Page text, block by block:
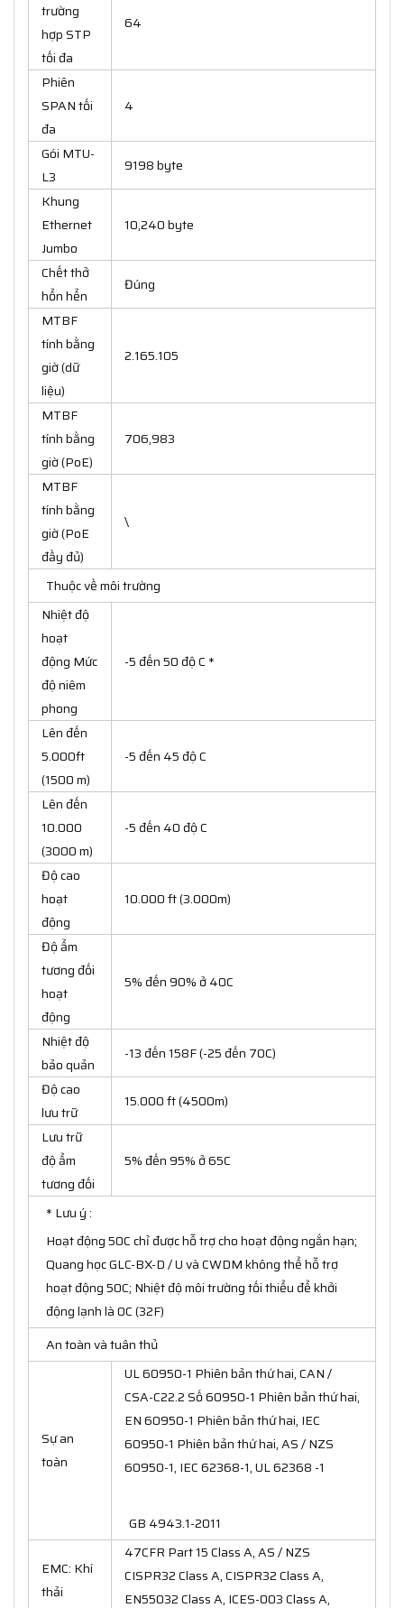
trường
hợp STP
tối đa
64
Phiên
SPAN tối
đa
4
Gói MTU-
L3
9198 byte
Khung
Ethernet
Jumbo
10,240 byte
Chết thở
hổn hển
Đúng
MTBF
tính bằng
giờ (dữ
liệu)
2.165.105
MTBF
tính bằng
giờ (PoE)
706,983
MTBF
tính bằng
giờ (PoE
đầy đủ)
\
Thuộc về môi trường
Nhiệt độ
hoạt
động Mức
độ niêm
phong
-5 đến 50 độ C *
Lên đến
5.000ft
(1500 m)
-5 đến 45 độ C
Lên đến
10.000
(3000 m)
-5 đến 40 độ C
Độ cao
hoạt
động
10.000 ft (3.000m)
Độ ẩm
tương đối
hoạt
động
5% đến 90% ở 40C
Nhiệt độ
bảo quản
-13 đến 158F (-25 đến 70C)
Độ cao
lưu trữ
15.000 ft (4500m)
Lưu trữ
độ ẩm
tương đối
5% đến 95% ở 65C
* Lưu ý :
Hoạt động 50C chỉ được hỗ trợ cho hoạt động ngắn hạn;
Quang học GLC-BX-D / U và CWDM không thể hỗ trợ
hoạt động 50C; Nhiệt độ môi trường tối thiểu để khởi
động lạnh là 0C (32F)
An toàn và tuân thủ
Sự an
toàn
UL 60950-1 Phiên bản thứ hai, CAN /
CSA-C22.2 Số 60950-1 Phiên bản thứ hai,
EN 60950-1 Phiên bản thứ hai, IEC
60950-1 Phiên bản thứ hai, AS / NZS
60950-1, IEC 62368-1, UL 62368 -1
GB 4943.1-2011
EMC: Khí
thải
47CFR Part 15 Class A, AS / NZS
CISPR32 Class A, CISPR32 Class A,
EN55032 Class A, ICES-003 Class A,